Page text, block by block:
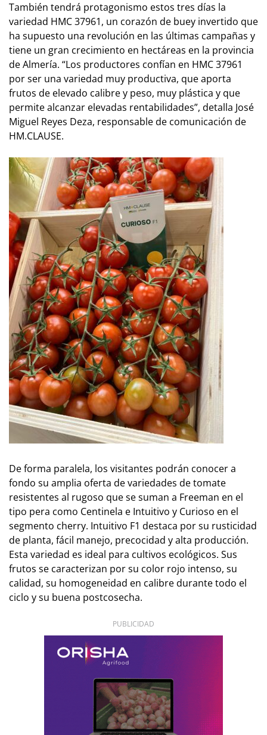
También tendrá protagonismo estos tres días la
variedad HMC 37961, un corazón de buey invertido que
ha supuesto una revolución en las últimas campañas y
tiene un gran crecimiento en hectáreas en la provincia
de Almería. “Los productores confían en HMC 37961
por ser una variedad muy productiva, que aporta
frutos de elevado calibre y peso, muy plástica y que
permite alcanzar elevadas rentabilidades”, detalla José
Miguel Reyes Deza, responsable de comunicación de
HM.CLAUSE.
De forma paralela, los visitantes podrán conocer a
fondo su amplia oferta de variedades de tomate
resistentes al rugoso que se suman a Freeman en el
tipo pera como Centinela e Intuitivo y Curioso en el
segmento cherry. Intuitivo F1 destaca por su rusticidad
de planta, fácil manejo, precocidad y alta producción.
Esta variedad es ideal para cultivos ecológicos. Sus
frutos se caracterizan por su color rojo intenso, su
calidad, su homogeneidad en calibre durante todo el
ciclo y su buena postcosecha.
PUBLICIDAD